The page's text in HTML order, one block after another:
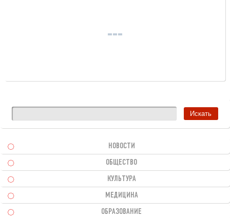
НОВОСТИ
ОБЩЕСТВО
КУЛЬТУРА
МЕДИЦИНА
ОБРАЗОВАНИЕ